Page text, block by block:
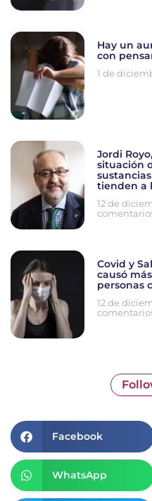
Hay un
con
1 de
Jordi
situación
tienden a
12 de
Covid y
causó
personas
12 de
Facebook
WhatsApp